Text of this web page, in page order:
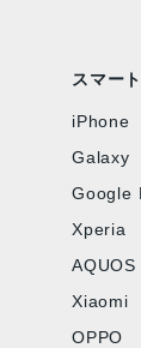
スマー
iPhone
Galaxy
Google
Xperia
AQUOS
Xiaomi
OPPO